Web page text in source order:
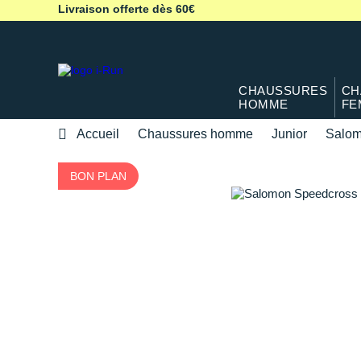
Livraison offerte dès 60€
CHAUSSURES
HOMME
Accueil Chaussures homme Junior
BON PLAN